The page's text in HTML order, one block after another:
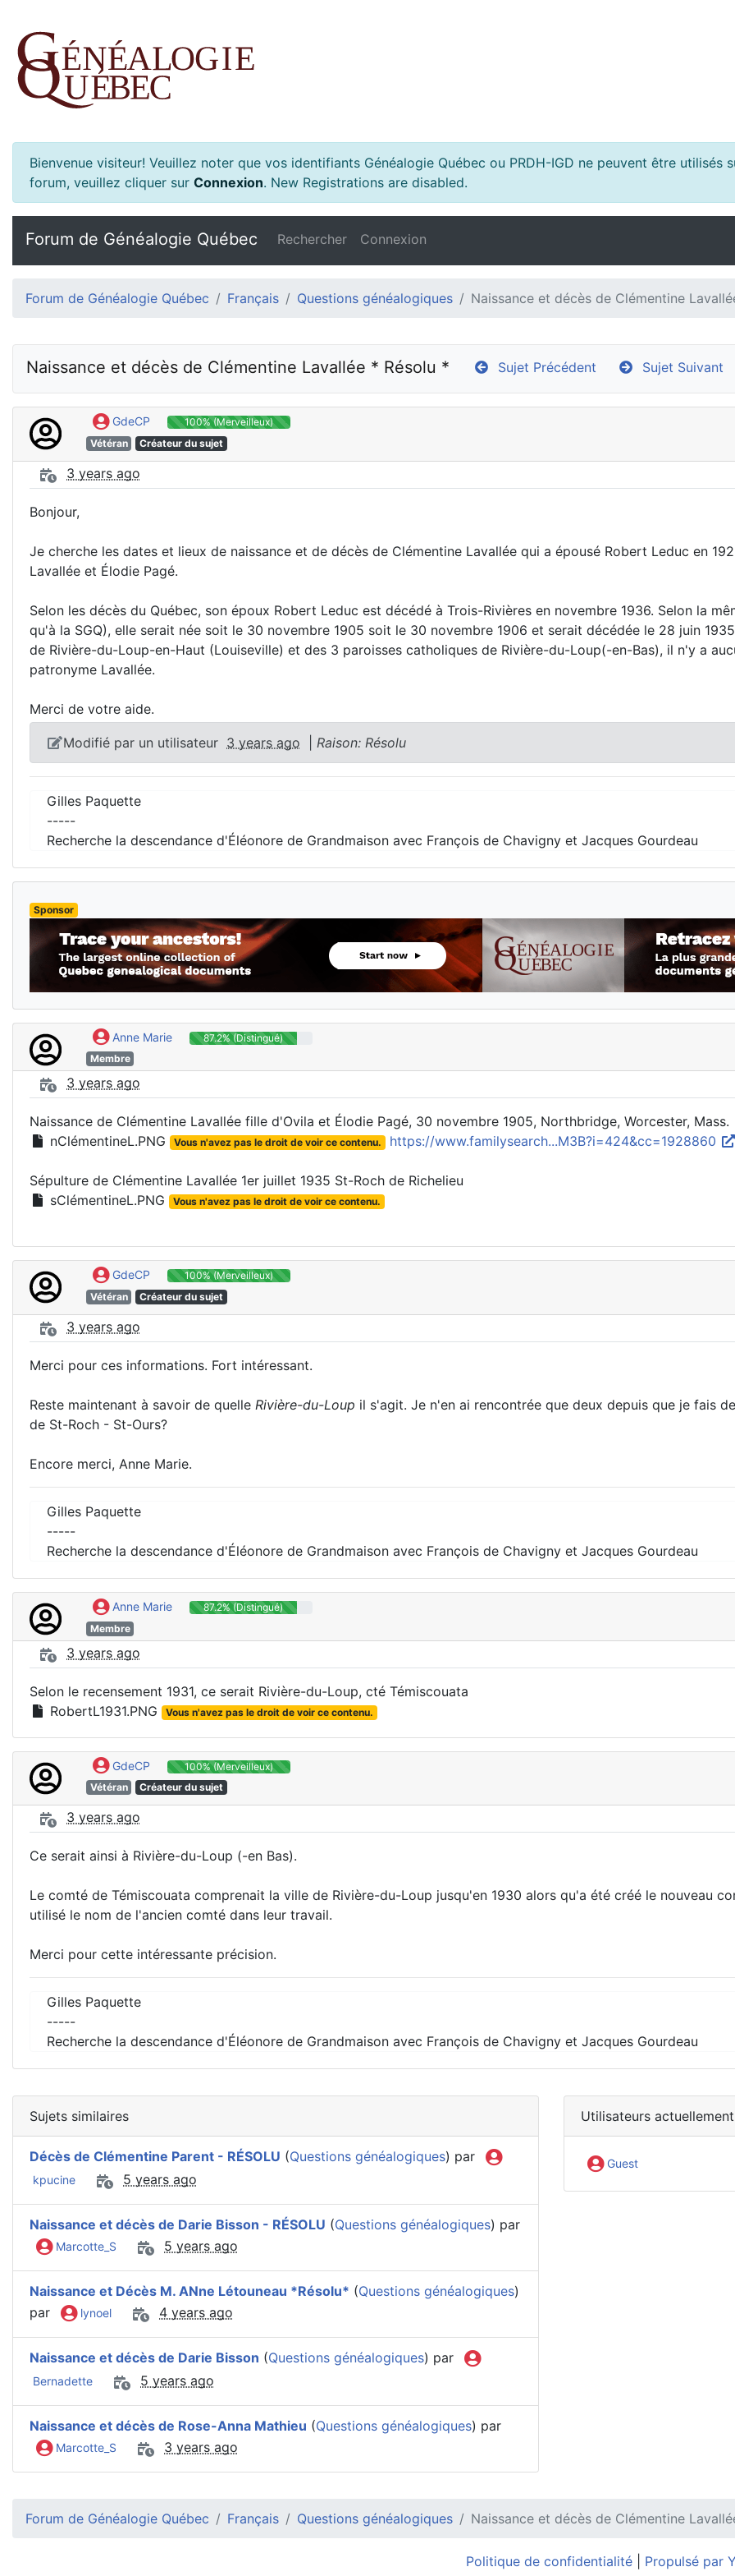
Bienvenue visiteur! Veuillez noter que vos identifiants Généalogie Québec ou PRDH-IGD ne peuvent être
forum, veuillez cliquer sur Connexion. New Registrations are disabled.
Forum de Généalogie Québec Rechercher Connexion
Forum de Généalogie Québec Français Questions généalogiques Naissance et décès de Clémentine
Naissance et décès de Clémentine Lavallée * Résolu * Sujet Précédent Sujet Suivant
GdeCP
100% (Merveilleux)
Vétéran
Créateur du sujet
3 years ago
Bonjour,
Je cherche les dates et lieux de naissance et de décès de Clémentine Lavallée qui a épousé Robert Leduc en
Lavallée et Élodie Pagé.
Selon les décès du Québec, son époux Robert Leduc est décédé à Trois-Rivières en novembre 1936. Selon la
qu'à la SGQ), elle serait née soit le 30 novembre 1905 soit le 30 novembre 1906 et serait décédée le 28 juin
de Rivière-du-Loup-en-Haut (Louiseville) et des 3 paroisses catholiques de Rivière-du-Loup(-en-Bas), il n'y a
patronyme Lavallée.
Merci de votre aide.
Modifié par un utilisateur 3 years ago Raison: Résolu
Gilles Paquette
-----
Recherche la descendance d'Éléonore de Grandmaison avec François de Chavigny et Jacques Gourdeau
Sponsor
Anne Marie
87.2% (Distingué)
Membre
3 years ago
Naissance de Clémentine Lavallée fille d'Ovila et Élodie Pagé, 30 novembre 1905, Northbridge, Worcester, Mass.
nClémentineL.PNG
Vous n'avez pas le droit de voir ce contenu. https://www.familysearch...M3B?i=424&cc=1928860
Sépulture de Clémentine Lavallée 1er juillet 1935 St-Roch de Richelieu
sClémentineL.PNG
Vous n'avez pas le droit de voir ce contenu.
GdeCP
100% (Merveilleux)
Vétéran
Créateur du sujet
3 years ago
Merci pour ces informations. Fort intéressant.
Reste maintenant à savoir de quelle Rivière-du-Loup il s'agit. Je n'en ai rencontrée que deux depuis que je fais
de St-Roch - St-Ours?
Encore merci, Anne Marie.
Gilles Paquette
-----
Recherche la descendance d'Éléonore de Grandmaison avec François de Chavigny et Jacques Gourdeau
Anne Marie
87.2% (Distingué)
Membre
3 years ago
Selon le recensement 1931, ce serait Rivière-du-Loup, cté Témiscouata
RobertL1931.PNG
Vous n'avez pas le droit de voir ce contenu.
GdeCP
100% (Merveilleux)
Vétéran
Créateur du sujet
3 years ago
Ce serait ainsi à Rivière-du-Loup (-en Bas).
Le comté de Témiscouata comprenait la ville de Rivière-du-Loup jusqu'en 1930 alors qu'a été créé le nouveau
utilisé le nom de l'ancien comté dans leur travail.
Merci pour cette intéressante précision.
Gilles Paquette
-----
Recherche la descendance d'Éléonore de Grandmaison avec François de Chavigny et Jacques Gourdeau
Sujets similaires
Décès de Clémentine Parent - RÉSOLU (Questions généalogiques) par
kpucine 5 years ago
Naissance et décès de Darie Bisson - RÉSOLU (Questions généalogiques) par
Marcotte_S 5 years ago
Naissance et Décès M. ANne Létouneau *Résolu* (Questions généalogiques)
par
lynoel 4 years ago
Naissance et décès de Darie Bisson (Questions généalogiques) par
Bernadette 5 years ago
Naissance et décès de Rose-Anna Mathieu (Questions généalogiques) par
Marcotte_S 3 years ago
Utilisateurs
Guest
Forum de Généalogie Québec Français Questions généalogiques Naissance et décès de Clémentine
Politique de confidentialité Propulsé par